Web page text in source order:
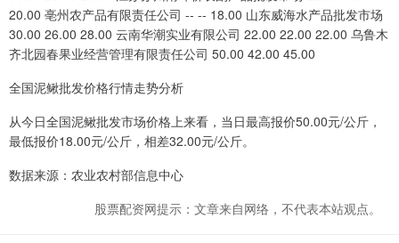
20.00 亳州农产品有限责任公司 -- -- 18.00 山东威海水产品批发市场
30.00 26.00 28.00 云南华潮实业有限公司 22.00 22.00 22.00 乌鲁木
齐北园春果业经营管理有限责任公司 50.00 42.00 45.00
全国泥鳅批发价格行情走势分析
从今日全国泥鳅批发市场价格上来看，当日最高报价50.00元/公斤，
最低报价18.00元/公斤，相差32.00元/公斤。
数据来源：农业农村部信息中心
股票配资网提示：文章来自网络，不代表本站观点。